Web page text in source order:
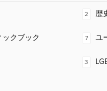
クブック
2 歴
7 ユ
3